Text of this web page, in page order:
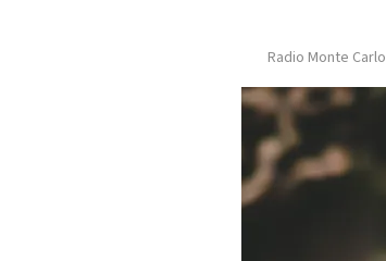
HOME
RADIO
WEB
RADIO
Radio Monte Carlo